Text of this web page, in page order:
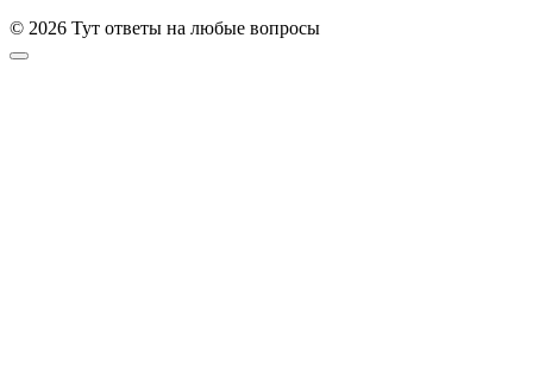
© 2026 Тут ответы на любые вопросы